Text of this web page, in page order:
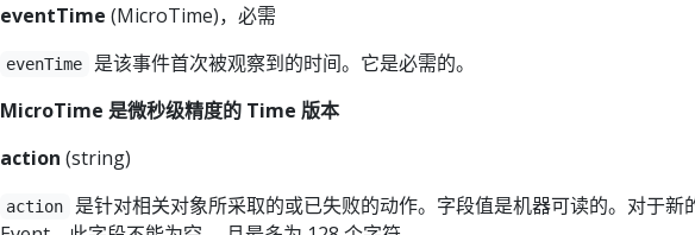
eventTime (MicroTime)，必需
evenTime
是该事件首次被观察到的时间。它是必需的。
MicroTime 是微秒级精度的 Time 版本
action (string)
action
是针对相关对象所采取的或已失败的动作。字段值是机器可读的。对于新